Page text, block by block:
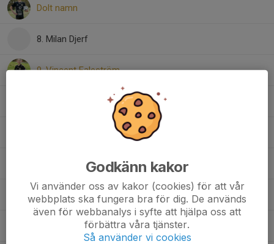
Dolt namn
8. Milan Djerf
9. Vincent Faleström
10. Matias Fernandes
23. Monhing Chan
25. Vincent Ekström
27. Mohammed-Amine Jamal
Godkänn kakor
Vi använder oss av kakor (cookies) för att vår
webbplats ska fungera bra för dig. De används
även för webbanalys i syfte att hjälpa oss att
förbättra våra tjänster.
Så använder vi cookies